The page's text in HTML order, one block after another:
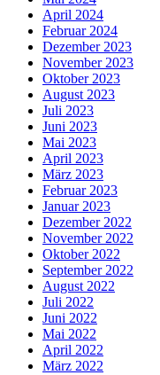
April 2024
Februar 2024
Dezember 2023
November 2023
Oktober 2023
August 2023
Juli 2023
Juni 2023
Mai 2023
April 2023
März 2023
Februar 2023
Januar 2023
Dezember 2022
November 2022
Oktober 2022
September 2022
August 2022
Juli 2022
Juni 2022
Mai 2022
April 2022
März 2022